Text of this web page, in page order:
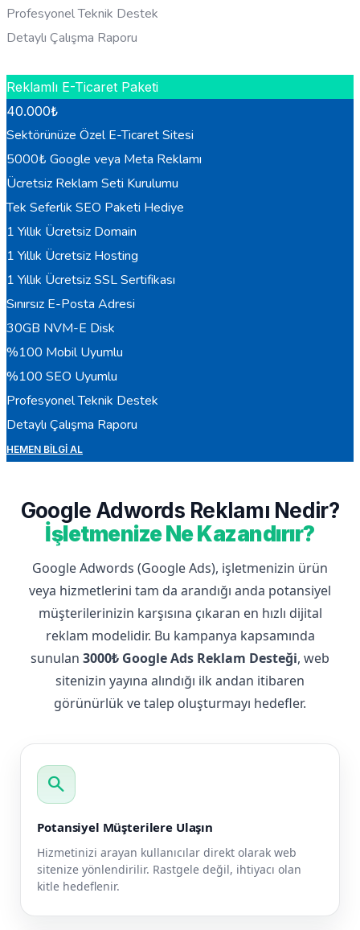
Profesyonel Teknik Destek
Detaylı Çalışma Raporu
Reklamlı E-Ticaret Paketi
40.000₺
Sektörünüze Özel E-Ticaret Sitesi
5000₺ Google veya Meta Reklamı
Ücretsiz Reklam Seti Kurulumu
Tek Seferlik SEO Paketi Hediye
1 Yıllık Ücretsiz Domain
1 Yıllık Ücretsiz Hosting
1 Yıllık Ücretsiz SSL Sertifikası
Sınırsız E-Posta Adresi
30GB NVM-E Disk
%100 Mobil Uyumlu
%100 SEO Uyumlu
Profesyonel Teknik Destek
Detaylı Çalışma Raporu
HEMEN BILGI AL
Google Adwords Reklamı Nedir?
İşletmenize Ne Kazandırır?
Google Adwords (Google Ads), işletmenizin ürün
veya hizmetlerini tam da arandığı anda potansiyel
müşterilerinizin karşısına çıkaran en hızlı dijital
reklam modelidir. Bu kampanya kapsamında
sunulan 3000₺ Google Ads Reklam Desteği, web
sitenizin yayına alındığı ilk andan itibaren
görünürlük ve talep oluşturmayı hedefler.
search
Potansiyel Müşterilere Ulaşın
Hizmetinizi arayan kullanıcılar direkt olarak web
sitenize yönlendirilir. Rastgele değil, ihtiyacı olan
kitle hedeflenir.